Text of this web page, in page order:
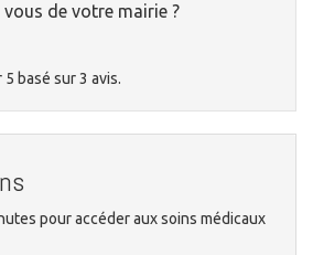
de votre mairie ?
5 basé sur3 avis.
pour accéder aux soins médicaux